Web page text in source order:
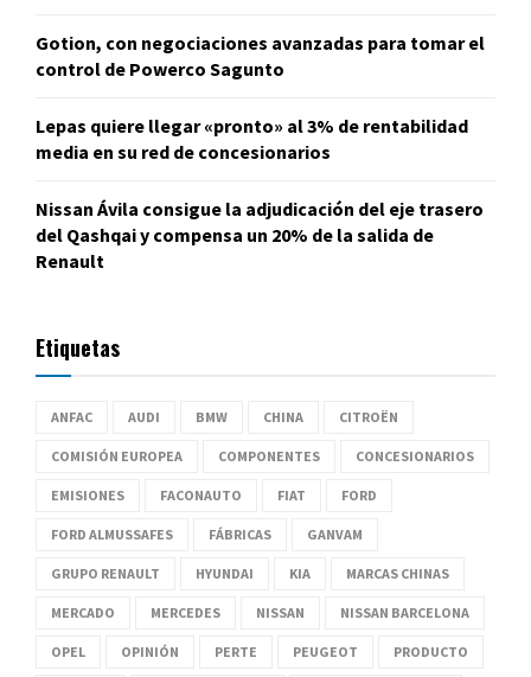
Gotion, con negociaciones avanzadas para tomar el
control de Powerco Sagunto
Lepas quiere llegar «pronto» al 3% de rentabilidad
media en su red de concesionarios
Nissan Ávila consigue la adjudicación del eje trasero
del Qashqai y compensa un 20% de la salida de
Renault
Etiquetas
ANFAC AUDI BMW CHINA CITROËN
COMISIÓN EUROPEA COMPONENTES CONCESIONARIOS
EMISIONES FACONAUTO FIAT FORD
FORD ALMUSSAFES FÁBRICAS GANVAM
GRUPO RENAULT HYUNDAI KIA MARCAS CHINAS
MERCADO MERCEDES NISSAN NISSAN BARCELONA
OPEL OPINIÓN PERTE PEUGEOT PRODUCTO